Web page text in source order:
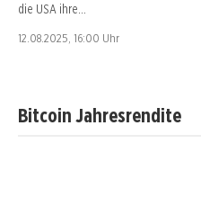
die USA ihre…
12.08.2025, 16:00 Uhr
Bitcoin Jahresrendite